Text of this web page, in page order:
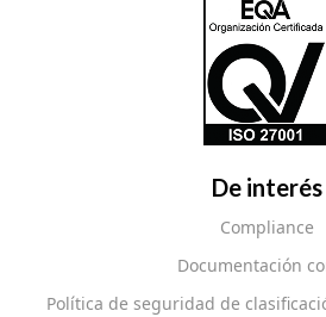
De interés
Compliance
Documentación
Política de seguridad de